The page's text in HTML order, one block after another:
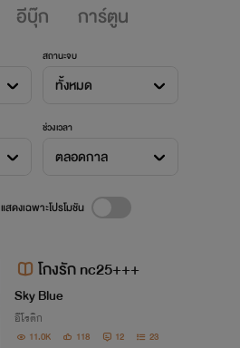
อีบุ๊ก การ์ตูน
สถานะจบ
ทั้งหมด
ช่วงเวลา
ตลอดกาล
แสดงเฉพาะโปรโมชัน
โกงรัก nc25+++
Sky Blue
อีโรติก
11.0K 118 12 23